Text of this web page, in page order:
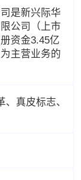
是新兴际华
公司（上市
资金3.45亿
主营业务的
真皮标志、